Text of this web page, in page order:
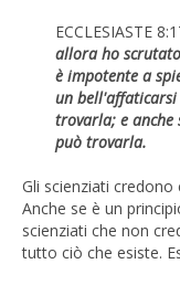
ECCLESIASTE
allora ho
è impotente a
un bell'affaticarsi
trovarla; e anche
può trovarla.
Gli scienziati credono
Anche se è un
scienziati che non
tutto ciò che esiste.